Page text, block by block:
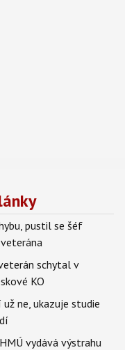
pustil se šéf
schytal v
KO
ne, ukazuje studie
vydává výstrahu